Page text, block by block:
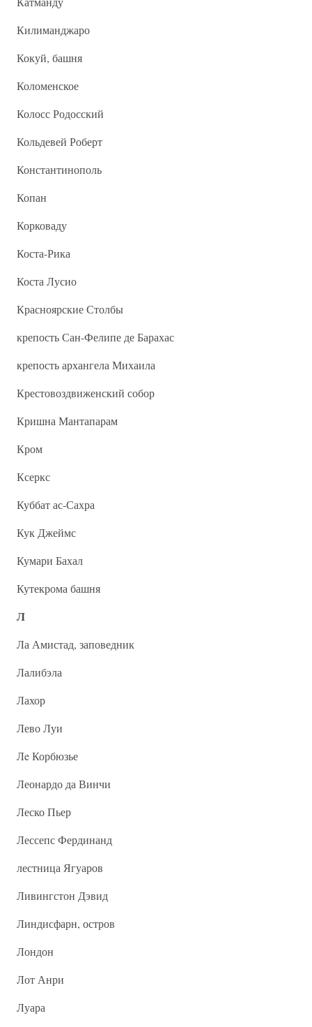
Килиманджаро
Кокуй, башня
Коломенское
Колосс Родосский
Кольдевей Роберт
Константинополь
Копан
Корковаду
Коста-Рика
Коста Лусио
Красноярские Столбы
крепость Сан-Фелипе де Барахас
крепость архангела Михаила
Крестовоздвиженский собор
Кришна Мантапарам
Кром
Ксеркс
Куббат ас-Сахра
Кук Джеймс
Кумари Бахал
Кутекрома башня
Л
Ла Амистад, заповедник
Лалибэла
Лахор
Лево Луи
Лe Корбюзье
Леонардо да Винчи
Леско Пьер
Лессепс Фердинанд
лестница Ягуаров
Ливингстон Дэвид
Линдисфарн, остров
Лондон
Лот Анри
Луара